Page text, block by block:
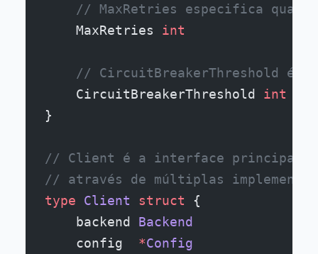
// MaxRetries especifica
    MaxRetries
int
// CircuitBreakerThreshold é
    CircuitBreakerThreshold
int
}
// Client é a interface principal de
// através de múltiplas
type Client struct {
    backend
Backend
    config
*Config